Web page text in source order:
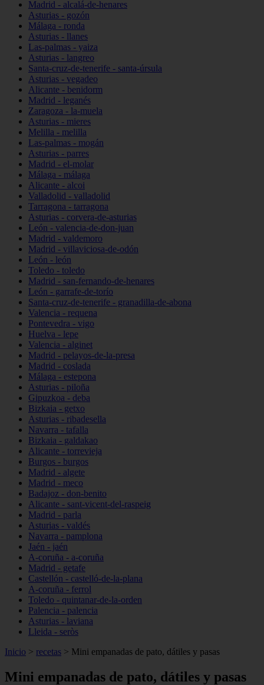
Madrid - alcalá-de-henares
Asturias - gozón
Málaga - ronda
Asturias - llanes
Las-palmas - yaiza
Asturias - langreo
Santa-cruz-de-tenerife - santa-úrsula
Asturias - vegadeo
Alicante - benidorm
Madrid - leganés
Zaragoza - la-muela
Asturias - mieres
Melilla - melilla
Las-palmas - mogán
Asturias - parres
Madrid - el-molar
Málaga - málaga
Alicante - alcoi
Valladolid - valladolid
Tarragona - tarragona
Asturias - corvera-de-asturias
León - valencia-de-don-juan
Madrid - valdemoro
Madrid - villaviciosa-de-odón
León - león
Toledo - toledo
Madrid - san-fernando-de-henares
León - garrafe-de-torío
Santa-cruz-de-tenerife - granadilla-de-abona
Valencia - requena
Pontevedra - vigo
Huelva - lepe
Valencia - alginet
Madrid - pelayos-de-la-presa
Madrid - coslada
Málaga - estepona
Asturias - piloña
Gipuzkoa - deba
Bizkaia - getxo
Asturias - ribadesella
Navarra - tafalla
Bizkaia - galdakao
Alicante - torrevieja
Burgos - burgos
Madrid - algete
Madrid - meco
Badajoz - don-benito
Alicante - sant-vicent-del-raspeig
Madrid - parla
Asturias - valdés
Navarra - pamplona
Jaén - jaén
A-coruña - a-coruña
Madrid - getafe
Castellón - castelló-de-la-plana
A-coruña - ferrol
Toledo - quintanar-de-la-orden
Palencia - palencia
Asturias - laviana
Lleida - seròs
Inicio > recetas > Mini empanadas de pato, dátiles y pasas
Mini empanadas de pato, dátiles y pasas